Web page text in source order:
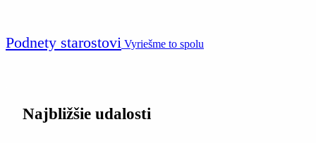
Podnety starostovi Vyriešme to spolu
Najbližšie udalosti